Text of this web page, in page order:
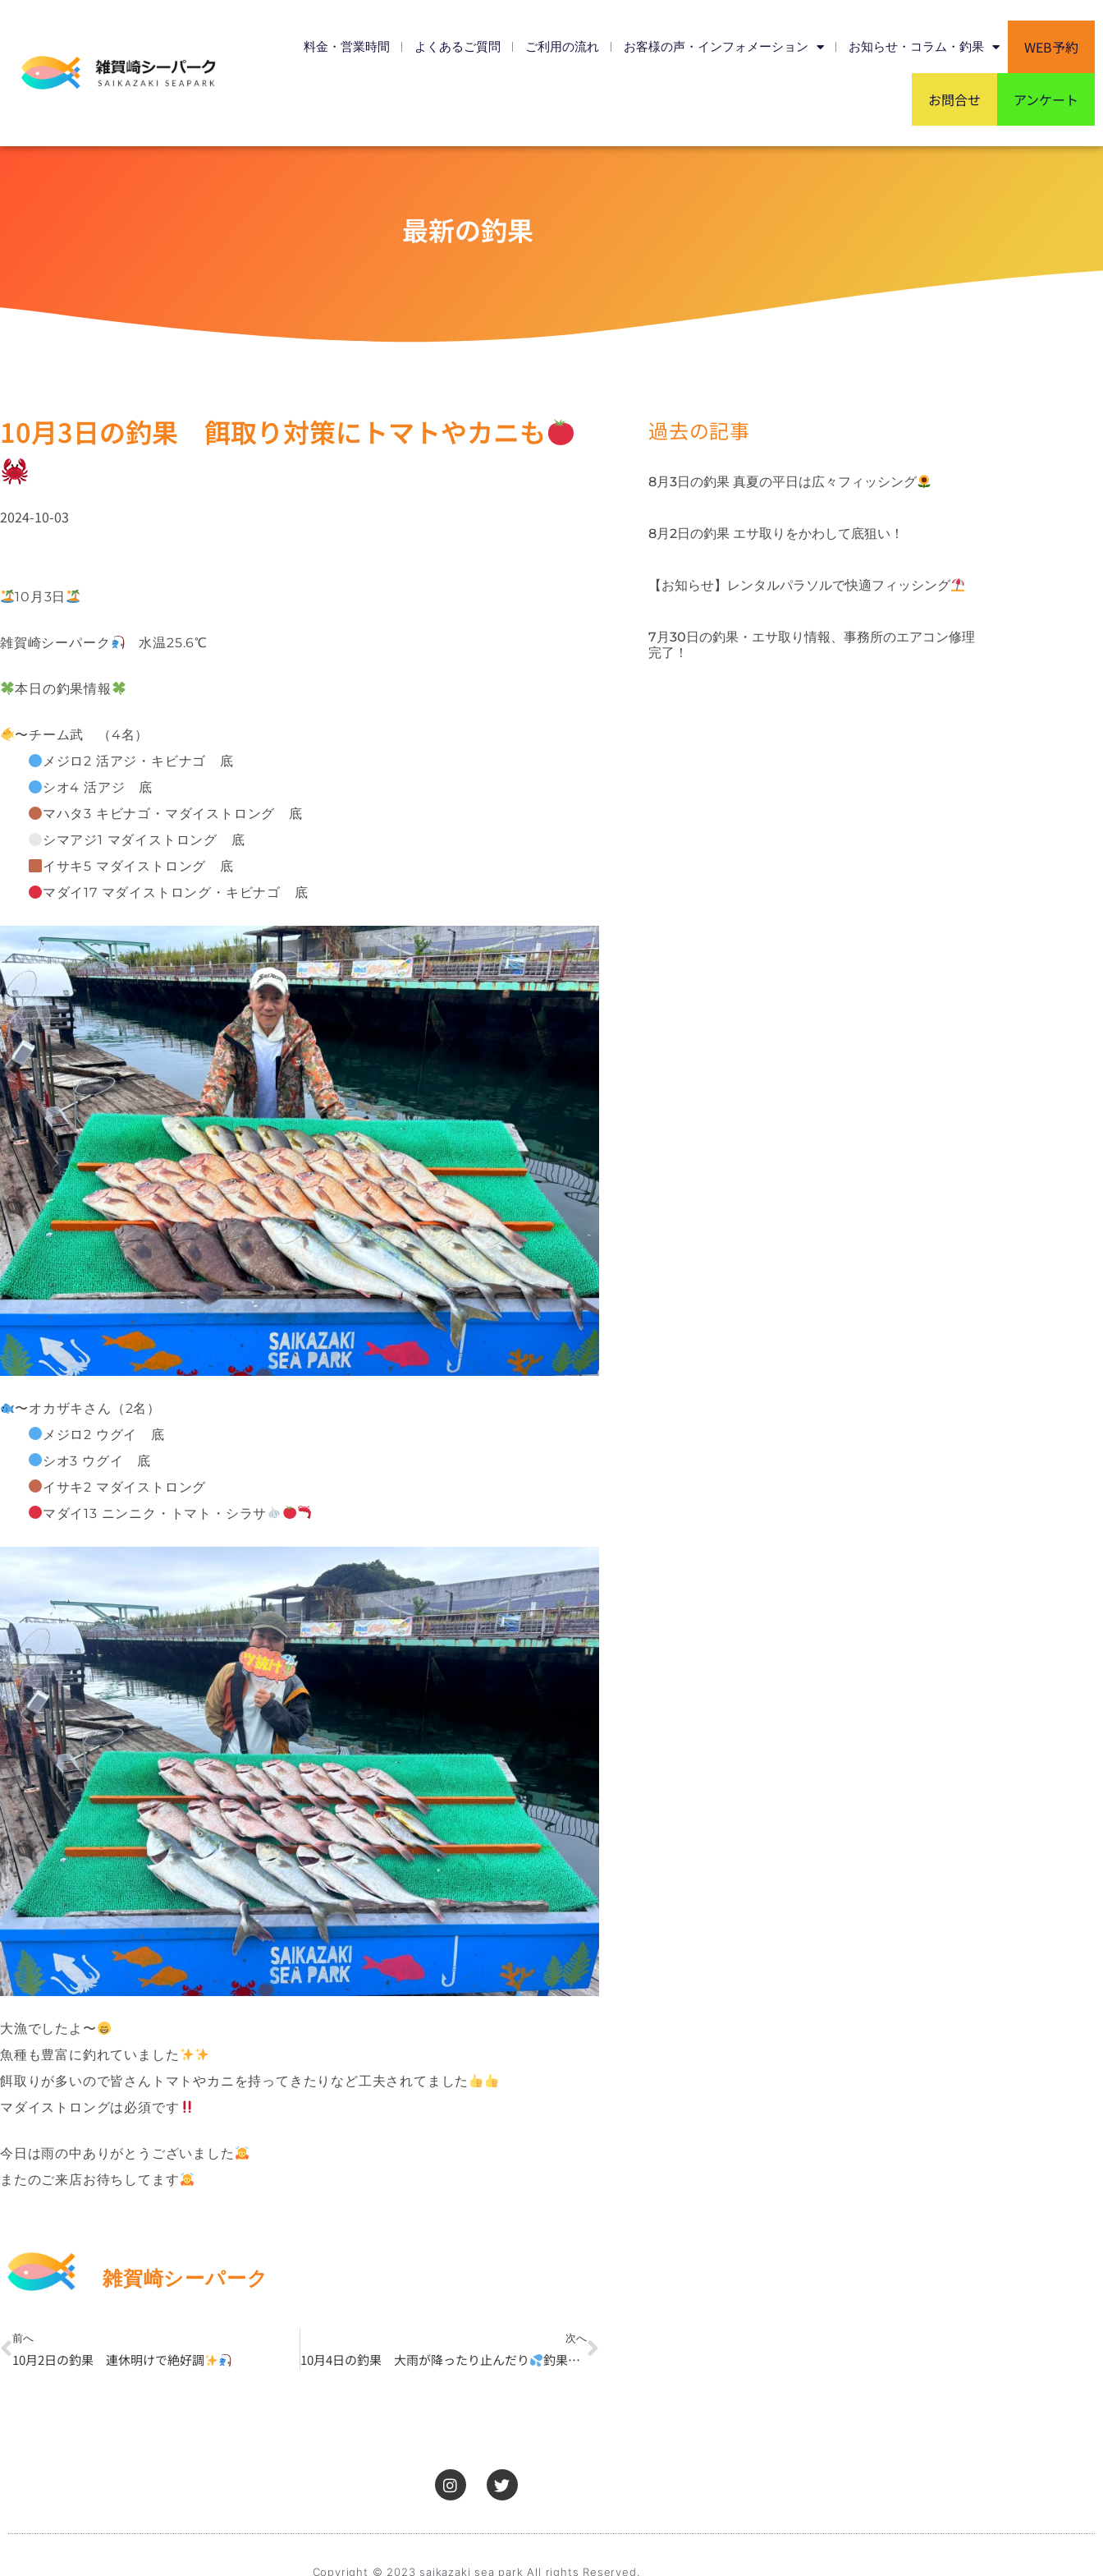
料金・営業時間 よくあるご質問 ご利用の流れ お客様の声・インフォメーション お知らせ・コラム・釣果 WEB予約
お問合せ アンケート
最新の釣果
10月3日の釣果 餌取り対策にトマトやカニも
2024-10-03
10月3日
雑賀崎シーパーク 水温25.6℃
本日の釣果情報
〜チーム武 （4名）
メジロ2 活アジ・キビナゴ 底
シオ4 活アジ 底
マハタ3 キビナゴ・マダイストロング 底
シマアジ1 マダイストロング 底
イサキ5 マダイストロング 底
マダイ17 マダイストロング・キビナゴ 底
〜オカザキさん（2名）
メジロ2 ウグイ 底
シオ3 ウグイ 底
イサキ2 マダイストロング
マダイ13 ニンニク・トマト・シラサ
大漁でしたよ〜
魚種も豊富に釣れていました
餌取りが多いので皆さんトマトやカニを持ってきたりなど工夫されてました
マダイストロングは必須です
今日は雨の中ありがとうございました
またのご来店お待ちしてます
雑賀崎シーパーク
Prev
前へ
10月2日の釣果 連休明けで絶好調
次へ
10月4日の釣果 大雨が降ったり止んだり 釣果は好調
Next
過去の記事
8月3日の釣果 真夏の平日は広々フィッシング
8月2日の釣果 エサ取りをかわして底狙い！
【お知らせ】レンタルパラソルで快適フィッシング
7月30日の釣果・エサ取り情報、事務所のエアコン修理
完了！
I
n
a
r
T
w
t
r
Copyright © 2023 saikazaki sea park All rights Reserved.